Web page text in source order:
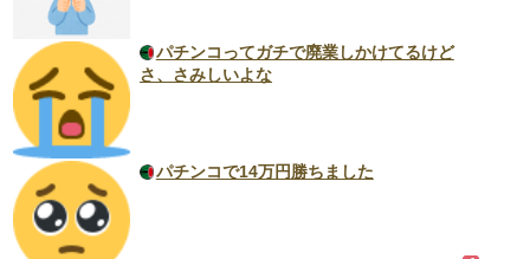
パチンコってガチで廃業しかけてるけど
さ、さみしいよな
パチンコで14万円勝ちました